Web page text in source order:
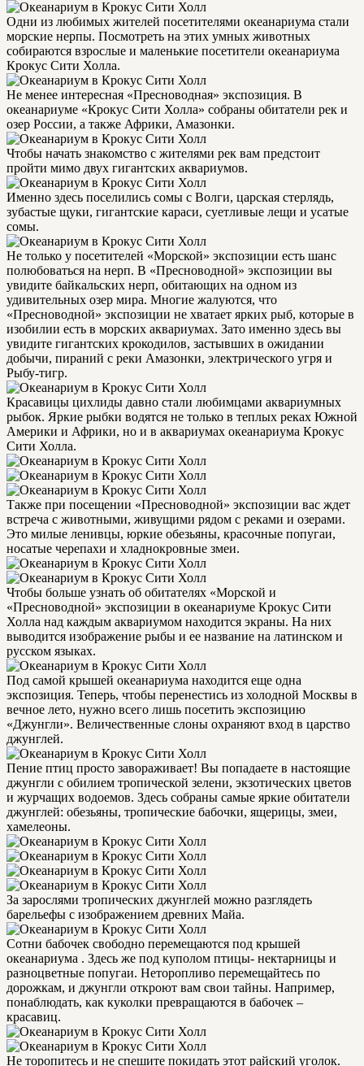
Одни из любимых жителей посетителями океанариума стали
морские нерпы. Посмотреть на этих умных животных
собираются взрослые и маленькие посетители океанариума
Крокус Сити Холла.
Не менее интересная «Пресноводная» экспозиция. В
океанариуме «Крокус Сити Холла» собраны обитатели рек и
озер России, а также Африки, Амазонки.
Чтобы начать знакомство с жителями рек вам предстоит
пройти мимо двух гигантских аквариумов.
Именно здесь поселились сомы с Волги, царская стерлядь,
зубастые щуки, гигантские караси, суетливые лещи и усатые
сомы.
Не только у посетителей «Морской» экспозиции есть шанс
полюбоваться на нерп. В «Пресноводной» экспозиции вы
увидите байкальских нерп, обитающих на одном из
удивительных озер мира. Многие жалуются, что
«Пресноводной» экспозиции не хватает ярких рыб, которые в
изобилии есть в морских аквариумах. Зато именно здесь вы
увидите гигантских крокодилов, застывших в ожидании
добычи, пираний с реки Амазонки, электрического угря и
Рыбу-тигр.
Красавицы цихлиды давно стали любимцами аквариумных
рыбок. Яркие рыбки водятся не только в теплых реках Южной
Америки и Африки, но и в аквариумах океанариума Крокус
Сити Холла.
Также при посещении «Пресноводной» экспозиции вас ждет
встреча с животными, живущими рядом с реками и озерами.
Это милые ленивцы, юркие обезьяны, красочные попугаи,
носатые черепахи и хладнокровные змеи.
Чтобы больше узнать об обитателях «Морской и
«Пресноводной» экспозиции в океанариуме Крокус Сити
Холла над каждым аквариумом находится экраны. На них
выводится изображение рыбы и ее название на латинском и
русском языках.
Под самой крышей океанариума находится еще одна
экспозиция. Теперь, чтобы перенестись из холодной Москвы в
вечное лето, нужно всего лишь посетить экспозицию
«Джунгли». Величественные слоны охраняют вход в царство
джунглей.
Пение птиц просто завораживает! Вы попадаете в настоящие
джунгли с обилием тропической зелени, экзотических цветов
и журчащих водоемов. Здесь собраны самые яркие обитатели
джунглей: обезьяны, тропические бабочки, ящерицы, змеи,
хамелеоны.
За зарослями тропических джунглей можно разглядеть
барельефы с изображением древних Майа.
Сотни бабочек свободно перемещаются под крышей
океанариума . Здесь же под куполом птицы- нектарницы и
разноцветные попугаи. Неторопливо перемещайтесь по
дорожкам, и джунгли откроют вам свои тайны. Например,
понаблюдать, как куколки превращаются в бабочек –
красавиц.
Не торопитесь и не спешите покидать этот райский уголок.